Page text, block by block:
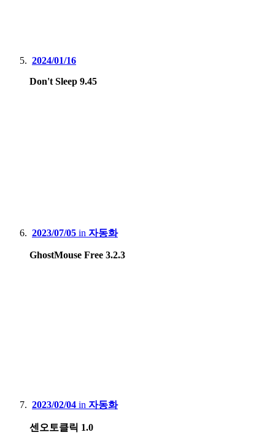
2024/01/16
Don't Sleep 9.45
2023/07/05 in 자동화
GhostMouse Free 3.2.3
2023/02/04 in 자동화
센오토클릭 1.0